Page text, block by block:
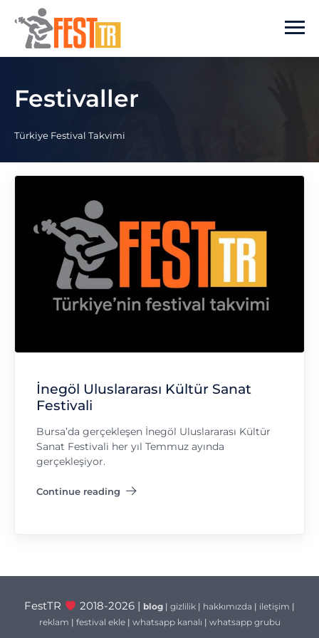
Ana içeriğe atla
Festivaller
Türkiye Festival Takvimi
İnegöl Uluslararası Kültür Sanat
Festivali
Bursa’da gerçekleşen İnegöl Uluslararası Kültür
Sanat Festivali her yıl Temmuz ayında
gerçekleşiyor.
Continue reading
"İnegöl Uluslararası Kültür Sanat Festivali"
FestTR 2018-2026 | blog| gizlilik| hakkımızda | iletişim |
reklam | festival ekle| whatsapp kanalı | whatsapp grubu